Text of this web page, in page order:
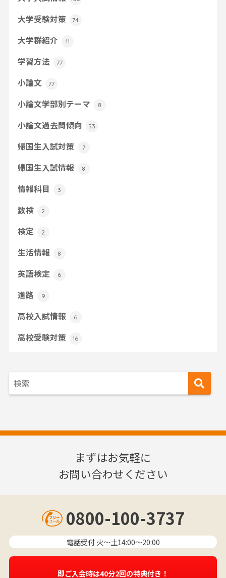
大学受験対策 74
大学群紹介 11
学習方法 77
小論文 77
小論文学部別テーマ 8
小論文過去問傾向 53
帰国生入試対策 7
帰国生入試情報 8
情報科目 3
数検 2
検定 2
生活情報 8
英語検定 6
進路 9
高校入試情報 6
高校受験対策 16
まずはお気軽に
お問い合わせください
0800-100-3737
電話受付 火〜土14:00～20:00
即ご入会時は40分2回の特典付き！